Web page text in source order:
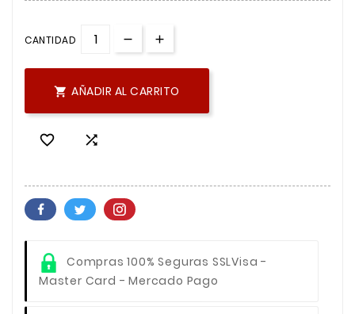
CANTIDAD
 AÑADIR AL CARRITO
 
Compras 100% Seguras SSLVisa -
Master Card - Mercado Pago